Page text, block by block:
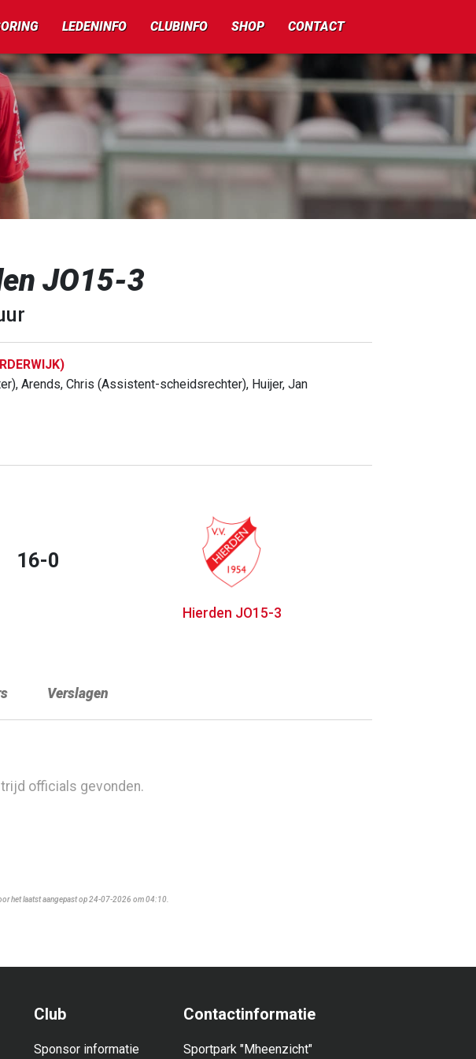
LEDENINFO CLUBINFO SHOP CONTACT
JO15-3
Arends, Chris (Assistent-scheidsrechter), Huijer, Jan
16-0
Hierden JO15-3
Verslagen
officials gevonden.
het laatst aangepast op 24-07-2026 om 04:10.
Club
Sponsor informatie
Contactinformatie
Sportpark "Mheenzicht"